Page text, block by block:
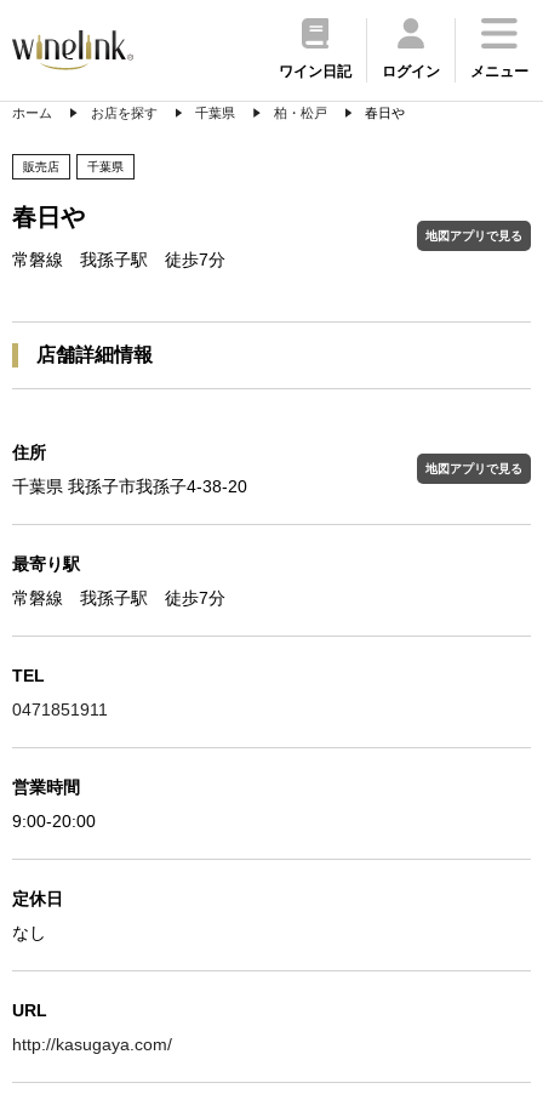
ワイン日記 ログイン メニュー
ホーム お店を探す 千葉県 柏・松戸 春日や
販売店 千葉県
春日や
常磐線 我孫子駅 徒歩7分
地図アプリで見る
店舗詳細情報
住所
千葉県 我孫子市我孫子4-38-20
地図アプリで見る
最寄り駅
常磐線 我孫子駅 徒歩7分
TEL
0471851911
営業時間
9:00-20:00
定休日
なし
URL
http://kasugaya.com/